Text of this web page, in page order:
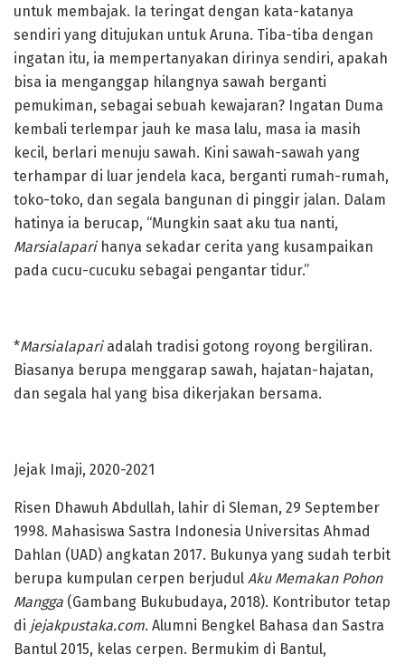
untuk membajak. Ia teringat dengan kata-katanya
sendiri yang ditujukan untuk Aruna. Tiba-tiba dengan
ingatan itu, ia mempertanyakan dirinya sendiri, apakah
bisa ia menganggap hilangnya sawah berganti
pemukiman, sebagai sebuah kewajaran? Ingatan Duma
kembali terlempar jauh ke masa lalu, masa ia masih
kecil, berlari menuju sawah. Kini sawah-sawah yang
terhampar di luar jendela kaca, berganti rumah-rumah,
toko-toko, dan segala bangunan di pinggir jalan. Dalam
hatinya ia berucap, “Mungkin saat aku tua nanti,
Marsialaparihanya sekadar cerita yang kusampaikan
pada cucu-cucuku sebagai pengantar tidur.”
*Marsialapariadalah tradisi gotong royong bergiliran.
Biasanya berupa menggarap sawah, hajatan-hajatan,
dan segala hal yang bisa dikerjakan bersama.
Jejak Imaji, 2020-2021
Risen Dhawuh Abdullah, lahir di Sleman, 29 September
1998. Mahasiswa Sastra Indonesia Universitas Ahmad
Dahlan (UAD) angkatan 2017. Bukunya yang sudah terbit
berupa kumpulan cerpen berjudul Aku Memakan Pohon
Mangga (Gambang Bukubudaya, 2018). Kontributor tetap
di jejakpustaka.com. Alumni Bengkel Bahasa dan Sastra
Bantul 2015, kelas cerpen. Bermukim di Bantul,